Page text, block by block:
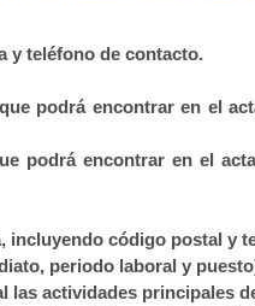
y teléfono de contacto.
podrá encontrar en el
podrá encontrar en el
código postal y
periodo laboral y
actividades principales